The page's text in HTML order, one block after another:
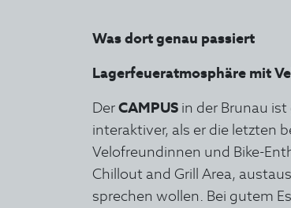
Was dort genau passiert
Lagerfeueratmosphäre mit
DerCAMPUS in der Brunau
interaktiver, als er die letzten
Velofreundinnen und Bike-
Chillout and Grill Area,
sprechen wollen. Bei gutem